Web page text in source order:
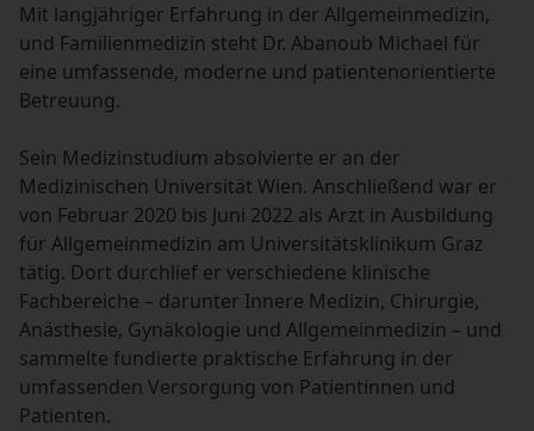
Mit langjähriger Erfahrung in der Allgemeinmedizin,
und Familienmedizin steht Dr. Abanoub Michael für
eine umfassende, moderne und patientenorientierte
Betreuung.
Sein Medizinstudium absolvierte er an der
Medizinischen Universität Wien. Anschließend war er
von Februar 2020 bis Juni 2022 als Arzt in Ausbildung
für Allgemeinmedizin am Universitätsklinikum Graz
tätig. Dort durchlief er verschiedene klinische
Fachbereiche – darunter Innere Medizin, Chirurgie,
Anästhesie, Gynäkologie und Allgemeinmedizin – und
sammelte fundierte praktische Erfahrung in der
umfassenden Versorgung von Patientinnen und
Patienten.